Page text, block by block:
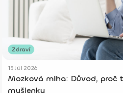
Zdraví
15 Júl 2026
Mozková mlha: Důvod, proč
myšlenky